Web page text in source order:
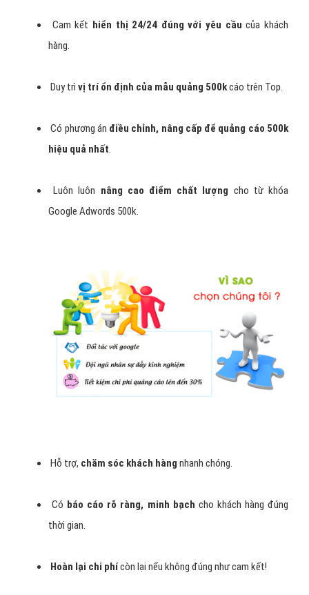
Cam kết hiển thị 24/24 đúng với yêu cầu của khách
hàng.
Duy trì vị trí ổn định của mẫu quảng 500kcáo trên Top.
Có phương án điều chỉnh, nâng cấp để quảng cáo 500k
hiệu quả nhất.
Luôn luôn nâng cao điểm chất lượng cho từ khóa
Google Adwords 500k.
Hỗ trợ, chăm sóc khách hàng nhanh chóng.
Có báo cáo rõ ràng, minh bạch cho khách hàng đúng
thời gian.
Hoàn lại chi phícòn lại nếu không đúng như cam kết!